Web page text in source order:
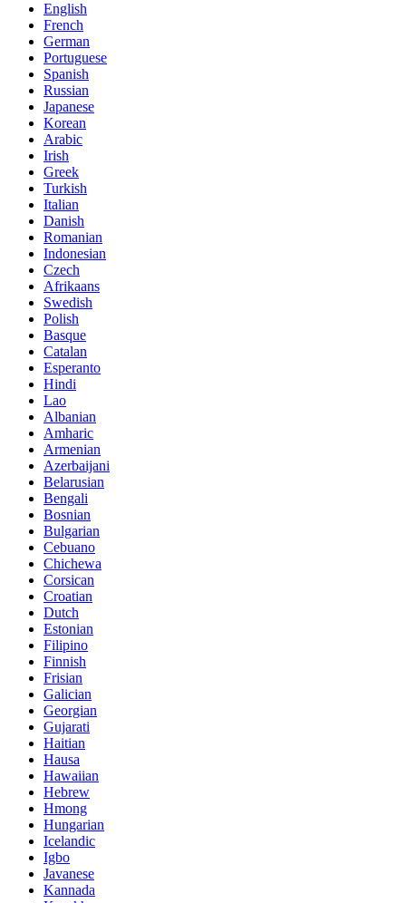
English
French
German
Portuguese
Spanish
Russian
Japanese
Korean
Arabic
Irish
Greek
Turkish
Italian
Danish
Romanian
Indonesian
Czech
Afrikaans
Swedish
Polish
Basque
Catalan
Esperanto
Hindi
Lao
Albanian
Amharic
Armenian
Azerbaijani
Belarusian
Bengali
Bosnian
Bulgarian
Cebuano
Chichewa
Corsican
Croatian
Dutch
Estonian
Filipino
Finnish
Frisian
Galician
Georgian
Gujarati
Haitian
Hausa
Hawaiian
Hebrew
Hmong
Hungarian
Icelandic
Igbo
Javanese
Kannada